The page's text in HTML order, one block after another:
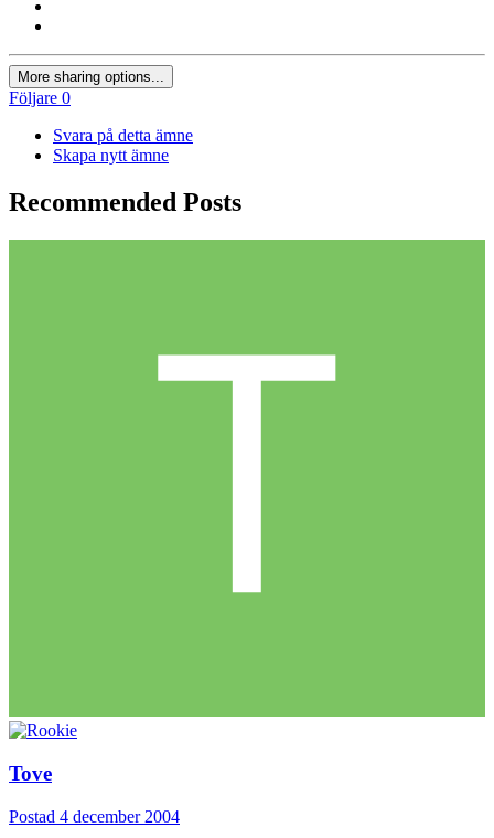
More sharing options...
Följare 0
Svara på detta ämne
Skapa nytt ämne
Recommended Posts
Tove
Postad 4 december 2004